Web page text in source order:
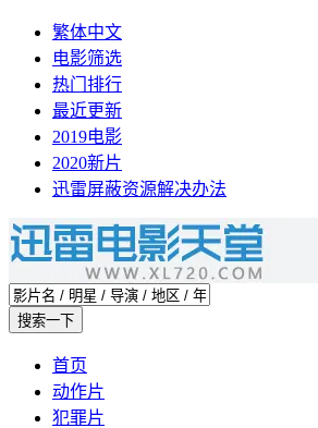
繁体中文
电影筛选
热门排行
最近更新
2019电影
2020新片
迅雷屏蔽资源解决办法
首页
动作片
犯罪片